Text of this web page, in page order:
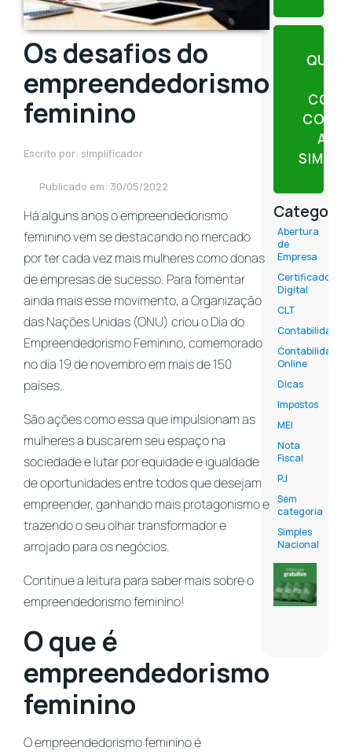
Os desafios do
empreendedorismo
feminino
Escrito por: simplificador
Publicado em: 30/05/2022
Há alguns anos o empreendedorismo
feminino vem se destacando no mercado
por ter cada vez mais mulheres como donas
de empresas de sucesso. Para fomentar
ainda mais esse movimento, a Organização
das Nações Unidas (ONU) criou o Dia do
Empreendedorismo Feminino, comemorado
no dia 19 de novembro em mais de 150
países.
São ações como essa que impulsionam as
mulheres a buscarem seu espaço na
sociedade e lutar por equidade e igualdade
de oportunidades entre todos que desejam
empreender, ganhando mais protagonismo e
trazendo o seu olhar transformador e
arrojado para os negócios.
Continue a leitura para saber mais sobre o
empreendedorismo feminino!
O que é
empreendedorismo
feminino
O empreendedorismo feminino é
QUER
Abertura
de
Empresa
Certificado
Digital
CLT
Contabilidade
Contabilidade
Online
Dicas
Impostos
MEI
Nota
Fiscal
PJ
Sem
categoria
Simples
Nacional